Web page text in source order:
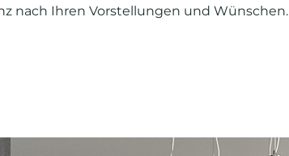
nach Ihren Vorstellungen und Wünschen.